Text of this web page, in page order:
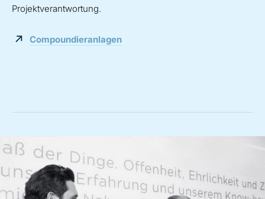
Projektverantwortung.
Compoundieranlagen